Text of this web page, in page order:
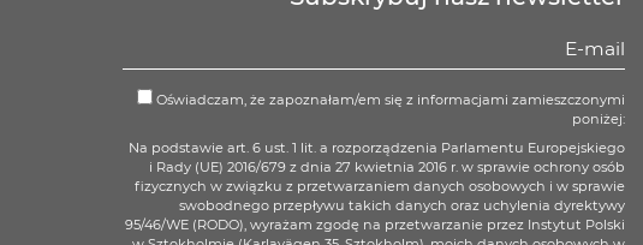
Oświadczam, że zapoznałam/em się z informacjami zamieszczonymi
poniżej:
Na podstawie art. 6 ust. 1 lit. a rozporządzenia Parlamentu Europejskiego
i Rady (UE) 2016/679 z dnia 27 kwietnia 2016 r. w sprawie ochrony osób
fizycznych w związku z przetwarzaniem danych osobowych i w sprawie
swobodnego przepływu takich danych oraz uchylenia dyrektywy
95/46/WE (RODO), wyrażam zgodę na przetwarzanie przez Instytut Polski